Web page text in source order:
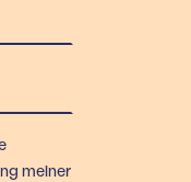
meiner